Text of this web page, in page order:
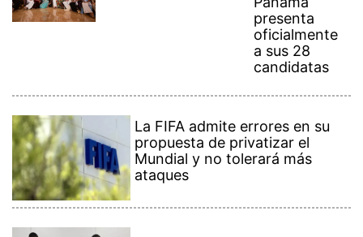
presenta
oficialmente
a sus 28
candidatas
La FIFA admite errores en su
propuesta de privatizar el
Mundial y no tolerará más
ataques